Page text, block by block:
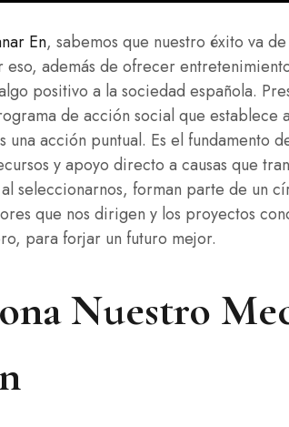
En, sabemos que nuestro éxito va
además de ofrecer
positivo a la sociedad española.
de acción social que establece
una acción puntual. Es el fundamento
y apoyo directo a causas que
seleccionarnos, forman parte de un
que nos dirigen y los proyectos
para forjar un futuro mejor.
Nuestro